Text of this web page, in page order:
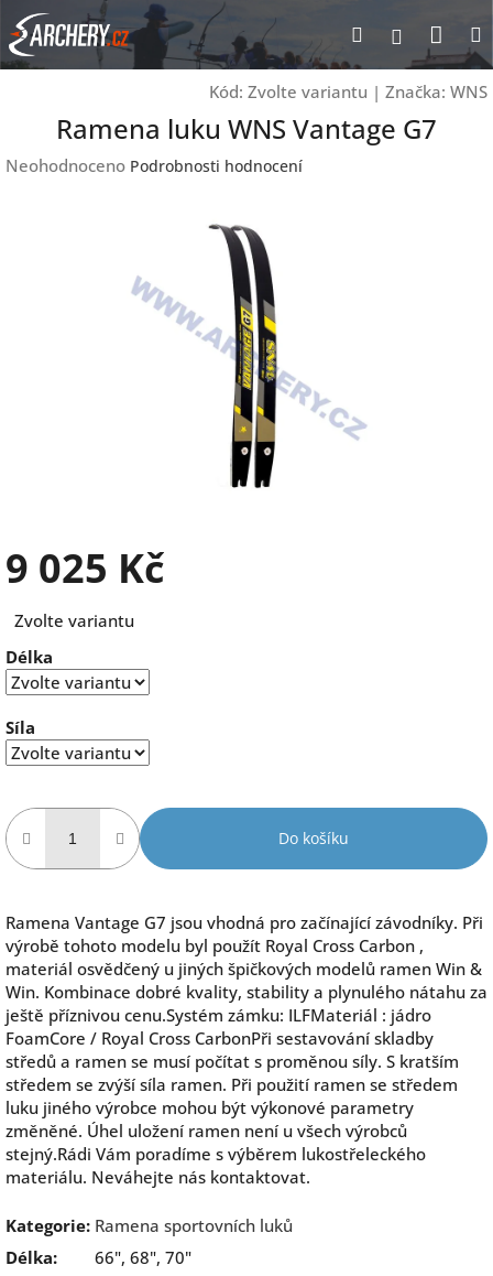
Přejít
na
obsah
Hledat
Kód: Zvolte variantu | Značka: WNS
Ramena luku WNS Vantage G7
Průměrné
Neohodnoceno Podrobnosti hodnocení
9 025 Kč
cena:
Zvolte variantu
Délka
Síla
Do košíku
Ramena Vantage G7 jsou vhodná pro začínající závodníky. Při
výrobě tohoto modelu byl použít Royal Cross Carbon ,
materiál osvědčený u jiných špičkových modelů ramen Win &
Win. Kombinace dobré kvality, stability a plynulého nátahu za
ještě příznivou cenu.Systém zámku: ILFMateriál : jádro
FoamCore / Royal Cross CarbonPři sestavování skladby
středů a ramen se musí počítat s proměnou síly. S kratším
středem se zvýší síla ramen. Při použití ramen se středem
luku jiného výrobce mohou být výkonové parametry
změněné. Úhel uložení ramen není u všech výrobců
stejný.Rádi Vám poradíme s výběrem lukostřeleckého
materiálu. Neváhejte nás kontaktovat.
Kategorie: Ramena sportovních luků
Délka:
66", 68", 70"